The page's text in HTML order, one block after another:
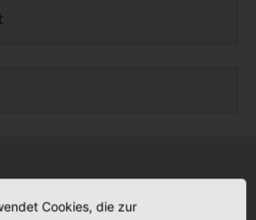
Stationäre Pflege
+Maria Anna Haus Lengerich
Cookies, die zur